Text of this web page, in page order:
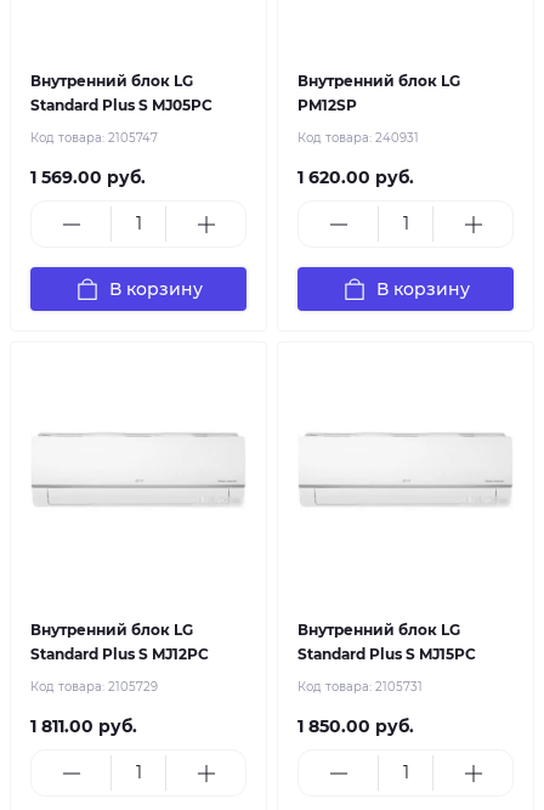
Внутренний блок LG
Standard Plus S MJ05PC
Код товара: 2105747
1 569.00 руб.
В корзину
Внутренний блок LG
PM12SP
Код товара: 240931
1 620.00 руб.
В корзину
Внутренний блок LG
Standard Plus S MJ12PC
Код товара: 2105729
1 811.00 руб.
Внутренний блок LG
Standard Plus S MJ15PC
Код товара: 2105731
1 850.00 руб.